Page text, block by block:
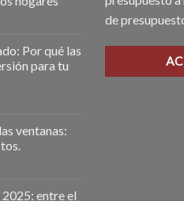
Por qué las
para tu
ventanas:
2025: entre el
de